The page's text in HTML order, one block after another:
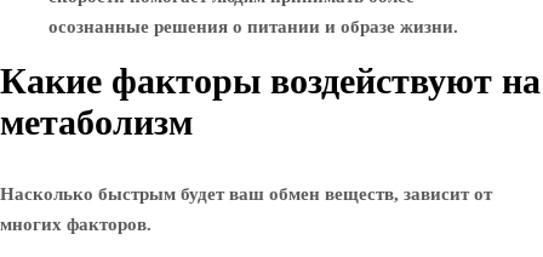
осознанные решения о питании и образе жизни.
Какие факторы воздействуют на
метаболизм
Насколько быстрым будет ваш обмен веществ, зависит от
многих факторов.